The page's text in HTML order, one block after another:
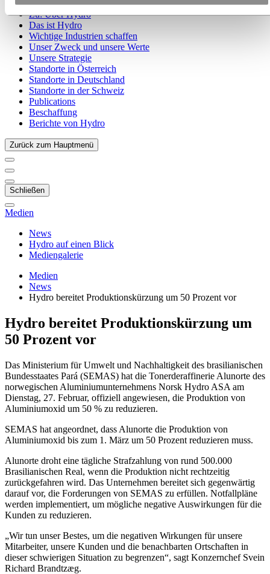
Zu:Über Hydro
Das ist Hydro
Wichtige Industrien schaffen
Unser Zweck und unsere Werte
Unsere Strategie
Standorte in Österreich
Standorte in Deutschland
Standorte in der Schweiz
Publications
Beschaffung
Berichte von Hydro
Zurück zum Hauptmenü
Schließen
Medien
News
Hydro auf einen Blick
Mediengalerie
Medien
News
Hydro bereitet Produktionskürzung um 50 Prozent vor
Hydro bereitet Produktionskürzung um
50 Prozent vor
Das Ministerium für Umwelt und Nachhaltigkeit des brasilianischen
Bundesstaates Pará (SEMAS) hat die Tonerderaffinerie Alunorte des
norwegischen Aluminiumunternehmens Norsk Hydro ASA am
Dienstag, 27. Februar, offiziell angewiesen, die Produktion von
Aluminiumoxid um 50 % zu reduzieren.
SEMAS hat angeordnet, dass Alunorte die Produktion von
Aluminiumoxid bis zum 1. März um 50 Prozent reduzieren muss.
Alunorte droht eine tägliche Strafzahlung von rund 500.000
Brasilianischen Real, wenn die Produktion nicht rechtzeitig
zurückgefahren wird. Das Unternehmen bereitet sich gegenwärtig
darauf vor, die Forderungen von SEMAS zu erfüllen. Notfallpläne
werden implementiert, um mögliche negative Auswirkungen für die
Kunden zu reduzieren.
„Wir tun unser Bestes, um die negativen Wirkungen für unsere
Mitarbeiter, unsere Kunden und die benachbarten Ortschaften in
dieser schwierigen Situation zu begrenzen“, sagt Konzernchef Svein
Richard Brandtzæg.